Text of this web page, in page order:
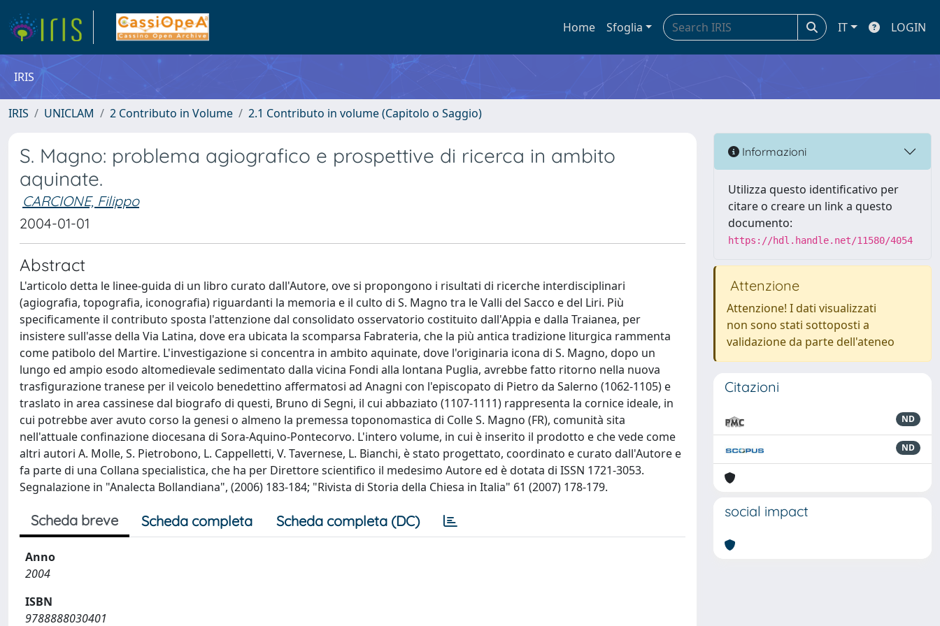
Home Sfoglia IT LOGIN
IRIS
IRIS UNICLAM 2 Contributo in Volume 2.1 Contributo in volume (Capitolo o Saggio)
S. Magno: problema agiografico e prospettive di ricerca in ambito
aquinate.
CARCIONE, Filippo
2004-01-01
Abstract
L'articolo detta le linee-guida di un libro curato dall'Autore, ove si propongono i risultati di ricerche interdisciplinari
(agiografia, topografia, iconografia) riguardanti la memoria e il culto di S. Magno tra le Valli del Sacco e del Liri. Più
specificamente il contributo sposta l'attenzione dal consolidato osservatorio costituito dall'Appia e dalla Traianea, per
insistere sull'asse della Via Latina, dove era ubicata la scomparsa Fabrateria, che la più antica tradizione liturgica rammenta
come patibolo del Martire. L'investigazione si concentra in ambito aquinate, dove l'originaria icona di S. Magno, dopo un
lungo ed ampio esodo altomedievale sedimentato dalla vicina Fondi alla lontana Puglia, avrebbe fatto ritorno nella nuova
trasfigurazione tranese per il veicolo benedettino affermatosi ad Anagni con l'episcopato di Pietro da Salerno (1062-1105) e
traslato in area cassinese dal biografo di questi, Bruno di Segni, il cui abbaziato (1107-1111) rappresenta la cornice ideale, in
cui potrebbe aver avuto corso la genesi o almeno la premessa toponomastica di Colle S. Magno (FR), comunità sita
nell'attuale confinazione diocesana di Sora-Aquino-Pontecorvo. L'intero volume, in cui è inserito il prodotto e che vede come
altri autori A. Molle, S. Pietrobono, L. Cappelletti, V. Tavernese, L. Bianchi, è stato progettato, coordinato e curato dall'Autore e
fa parte di una Collana specialistica, che ha per Direttore scientifico il medesimo Autore ed è dotata di ISSN 1721-3053.
Segnalazione in "Analecta Bollandiana", (2006) 183-184; "Rivista di Storia della Chiesa in Italia" 61 (2007) 178-179.
Scheda breve Scheda completa Scheda completa (DC)
Anno
2004
ISBN
9788888030401
Informazioni
Utilizza questo identificativo per
citare o creare un link a questo
documento:
https://hdl.handle.net/11580/4054
Attenzione
Attenzione! I dati visualizzati
non sono stati sottoposti a
validazione da parte dell'ateneo
Citazioni
ND
ND
social impact